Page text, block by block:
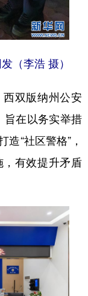
（李浩 摄）
双版纳州公安
旨在以务实举措
“社区警格”，
有效提升矛盾